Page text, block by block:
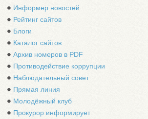
Информер новостей
Рейтинг сайтов
Блоги
Каталог сайтов
Архив номеров в PDF
Противодействие коррупции
Наблюдательный совет
Прямая линия
Молодёжный клуб
Прокурор информирует